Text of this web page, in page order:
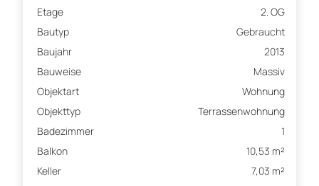
Etage
2. OG
Bautyp
Gebraucht
Baujahr
2013
Bauweise
Massiv
Objektart
Wohnung
Objekttyp
Terrassenwohnung
Badezimmer
1
Balkon
10,53 m²
Keller
7,03 m²